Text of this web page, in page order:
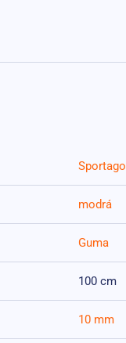
Sportago
modrá
Guma
100 cm
10 mm